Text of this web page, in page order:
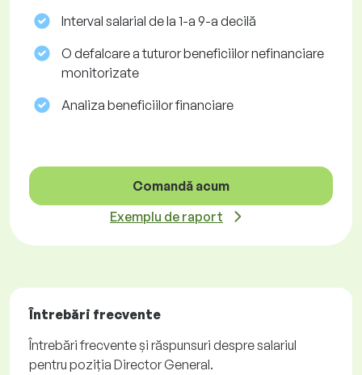
Interval salarial de la 1-a 9-a decilă
O defalcare a tuturor beneficiilor nefinanciare
monitorizate
Analiza beneficiilor financiare
Comandă acum
Exemplu de raport
Întrebări frecvente
Întrebări frecvente și răspunsuri despre salariul
pentru poziția Director General.